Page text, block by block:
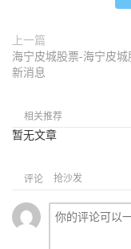
上一篇
海宁皮城股票-海宁皮城
新消息
相关推荐
暂无文章
评论 抢沙发